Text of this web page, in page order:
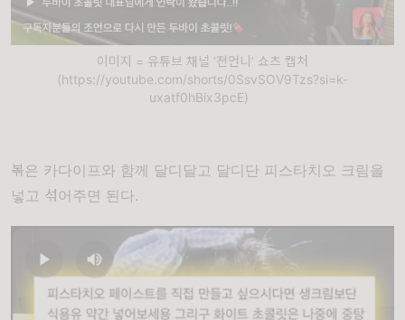
이미지 = 유튜브 채널 ‘젼언니’ 쇼츠 캡처
(https://youtube.com/shorts/0SsvSOV9Tzs?si=k-
uxatf0hBix3pcE)
볶은 카다이프와 함께 달디달고 달디단 피스타치오 크림을
넣고 섞어주면 된다.